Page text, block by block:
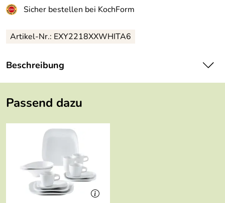
Sicher bestellen bei KochForm
Artikel-Nr.: EXY2218XXWHITA6
Beschreibung
Kahla Elixyr Platte, mini, 18 cm in weiß.
Eigenschaften von Kahla Elixyr Platte, mini, 18 cm in weiß:
Christian-Eckardt-Straße 38, 07768 Kahla,
service@kahlaporzellan.com
Passend dazu